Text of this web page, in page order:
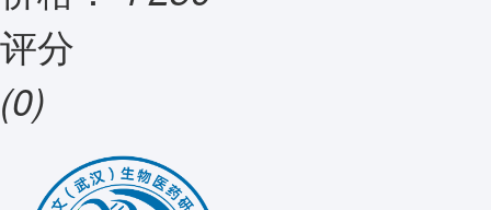
评分
(0)